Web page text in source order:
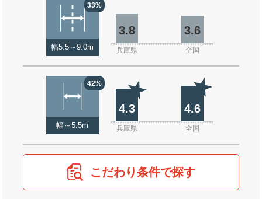
33%
幅5.5～9.0m
3.8 3.6
兵庫県 全国
42%
幅～5.5m
4.3 4.6
兵庫県 全国
こだわり条件で探す